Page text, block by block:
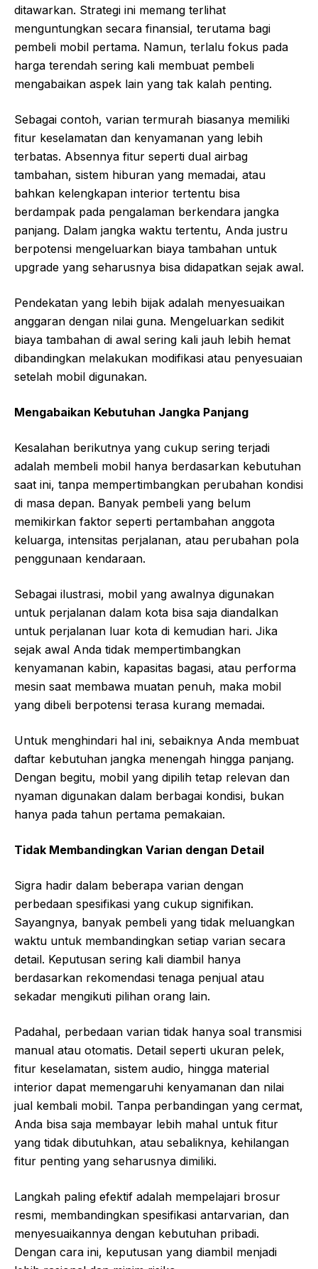
ditawarkan. Strategi ini memang terlihat
menguntungkan secara finansial, terutama bagi
pembeli mobil pertama. Namun, terlalu fokus pada
harga terendah sering kali membuat pembeli
mengabaikan aspek lain yang tak kalah penting.
Sebagai contoh, varian termurah biasanya memiliki
fitur keselamatan dan kenyamanan yang lebih
terbatas. Absennya fitur seperti dual airbag
tambahan, sistem hiburan yang memadai, atau
bahkan kelengkapan interior tertentu bisa
berdampak pada pengalaman berkendara jangka
panjang. Dalam jangka waktu tertentu, Anda justru
berpotensi mengeluarkan biaya tambahan untuk
upgrade yang seharusnya bisa didapatkan sejak awal.
Pendekatan yang lebih bijak adalah menyesuaikan
anggaran dengan nilai guna. Mengeluarkan sedikit
biaya tambahan di awal sering kali jauh lebih hemat
dibandingkan melakukan modifikasi atau penyesuaian
setelah mobil digunakan.
Mengabaikan Kebutuhan Jangka Panjang
Kesalahan berikutnya yang cukup sering terjadi
adalah membeli mobil hanya berdasarkan kebutuhan
saat ini, tanpa mempertimbangkan perubahan kondisi
di masa depan. Banyak pembeli yang belum
memikirkan faktor seperti pertambahan anggota
keluarga, intensitas perjalanan, atau perubahan pola
penggunaan kendaraan.
Sebagai ilustrasi, mobil yang awalnya digunakan
untuk perjalanan dalam kota bisa saja diandalkan
untuk perjalanan luar kota di kemudian hari. Jika
sejak awal Anda tidak mempertimbangkan
kenyamanan kabin, kapasitas bagasi, atau performa
mesin saat membawa muatan penuh, maka mobil
yang dibeli berpotensi terasa kurang memadai.
Untuk menghindari hal ini, sebaiknya Anda membuat
daftar kebutuhan jangka menengah hingga panjang.
Dengan begitu, mobil yang dipilih tetap relevan dan
nyaman digunakan dalam berbagai kondisi, bukan
hanya pada tahun pertama pemakaian.
Tidak Membandingkan Varian dengan Detail
Sigra hadir dalam beberapa varian dengan
perbedaan spesifikasi yang cukup signifikan.
Sayangnya, banyak pembeli yang tidak meluangkan
waktu untuk membandingkan setiap varian secara
detail. Keputusan sering kali diambil hanya
berdasarkan rekomendasi tenaga penjual atau
sekadar mengikuti pilihan orang lain.
Padahal, perbedaan varian tidak hanya soal transmisi
manual atau otomatis. Detail seperti ukuran pelek,
fitur keselamatan, sistem audio, hingga material
interior dapat memengaruhi kenyamanan dan nilai
jual kembali mobil. Tanpa perbandingan yang cermat,
Anda bisa saja membayar lebih mahal untuk fitur
yang tidak dibutuhkan, atau sebaliknya, kehilangan
fitur penting yang seharusnya dimiliki.
Langkah paling efektif adalah mempelajari brosur
resmi, membandingkan spesifikasi antarvarian, dan
menyesuaikannya dengan kebutuhan pribadi.
Dengan cara ini, keputusan yang diambil menjadi